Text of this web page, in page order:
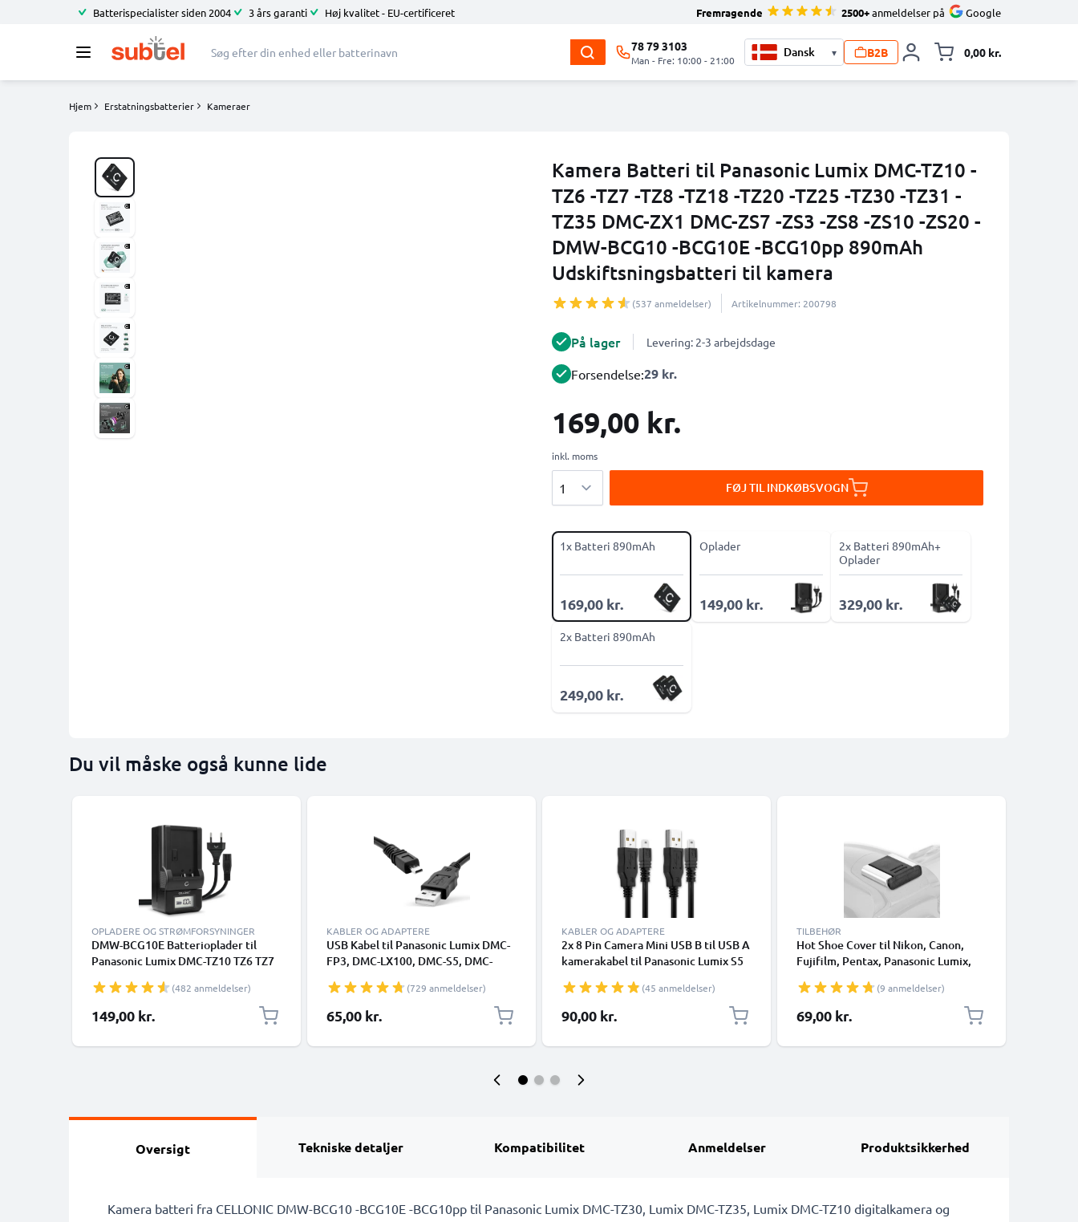
Batterispecialister siden 2004 3 års garanti Høj kvalitet - EU-certificeret Fremragende 2500+anmeldelser på Google
78 79 3103
Man - Fre: 10:00 - 21:00
▾ B2B 0,00 kr.
Hjem Erstatningsbatterier Kameraer
Kamera Batteri til Panasonic Lumix DMC-TZ10 -
TZ6 -TZ7 -TZ8 -TZ18 -TZ20 -TZ25 -TZ30 -TZ31 -
TZ35 DMC-ZX1 DMC-ZS7 -ZS3 -ZS8 -ZS10 -ZS20 -
DMW-BCG10 -BCG10E -BCG10pp 890mAh
Udskiftsningsbatteri til kamera
(537 anmeldelser) Artikelnummer: 200798
På lager Levering: 2-3 arbejdsdage
Forsendelse:29 kr.
169,00 kr.
inkl. moms
FØJ TIL INDKØBSVOGN
1x Batteri 890mAh
169,00 kr.
Oplader
149,00 kr.
2x Batteri 890mAh+
Oplader
329,00 kr.
2x Batteri 890mAh
249,00 kr.
Du vil måske også kunne lide
OPLADERE OG STRØMFORSYNINGER
DMW-BCG10E Batterioplader til
Panasonic Lumix DMC-TZ10 TZ6 TZ7
DMC-ZX1 Kamerabatteri fra
CELLONIC
(482 anmeldelser)
149,00 kr.
KABLER OG ADAPTERE
USB Kabel til Panasonic Lumix DMC-
FP3, DMC-LX100, DMC-S5, DMC-
DMC-GM1, DMC-FZ200, DMC-TZ5,
DMC-GX7, DMC-GF6, DMC-SZ10,
DMC-G7, DMC-S1, DMC-GH4, DMC-
(729 anmeldelser)
65,00 kr.
KABLER OG ADAPTERE
2x 8 Pin Camera Mini USB B til USB A
kamerakabel til Panasonic Lumix S5
GF1 G7 GF6 GX1 GM1 LX5 G70 GX7
GM5 1A hurtigopladende datakabel
K1HA08AD0001 -0002,
(45 anmeldelser)
90,00 kr.
TILBEHØR
Hot Shoe Cover til Nikon, Canon,
Fujifilm, Pentax, Panasonic Lumix,
(9 anmeldelser)
69,00 kr.
Oversigt Tekniske detaljer Kompatibilitet Anmeldelser Produktsikkerhed
Kamera batteri fra CELLONIC DMW-BCG10 -BCG10E -BCG10pp til Panasonic Lumix DMC-TZ30, Lumix DMC-TZ35, Lumix DMC-TZ10 digitalkamera og